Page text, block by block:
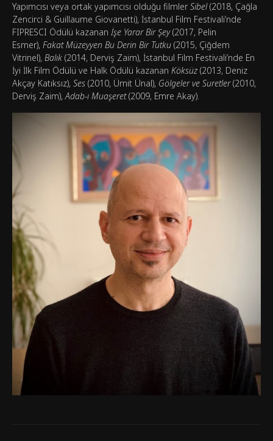
Yapımcısı veya ortak yapımcısı olduğu filmler Sibel(2018, Çağla
Zencirci & Guillaume Giovanetti), İstanbul Film Festivali’nde
FIPRESCI Ödülü kazanan İşe Yarar Bir Şey(2017, Pelin
Esmer), Fakat Müzeyyen Bu Derin Bir Tutku (2015, Çiğdem
Vitrinel), Balık (2014, Derviş Zaim), İstanbul Film Festivali’nde En
İyi İlk Film Ödülü ve Halk Ödülü kazanan Köksüz (2013, Deniz
Akçay Katıksız), Ses (2010, Ümit Ünal), Gölgeler ve Suretler(2010,
Derviş Zaim),Adab-ı Muaşeret(2009, Emre Akay).